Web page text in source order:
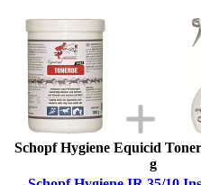
Schopf Hygiene Equicid
g